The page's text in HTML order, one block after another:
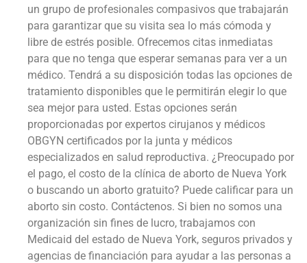
un grupo de profesionales compasivos que trabajarán
para garantizar que su visita sea lo más cómoda y
libre de estrés posible. Ofrecemos citas inmediatas
para que no tenga que esperar semanas para ver a un
médico. Tendrá a su disposición todas las opciones de
tratamiento disponibles que le permitirán elegir lo que
sea mejor para usted. Estas opciones serán
proporcionadas por expertos cirujanos y médicos
OBGYN certificados por la junta y médicos
especializados en salud reproductiva. ¿Preocupado por
el pago, el costo de la clínica de aborto de Nueva York
o buscando un aborto gratuito? Puede calificar para un
aborto sin costo. Contáctenos. Si bien no somos una
organización sin fines de lucro, trabajamos con
Medicaid del estado de Nueva York, seguros privados y
agencias de financiación para ayudar a las personas a